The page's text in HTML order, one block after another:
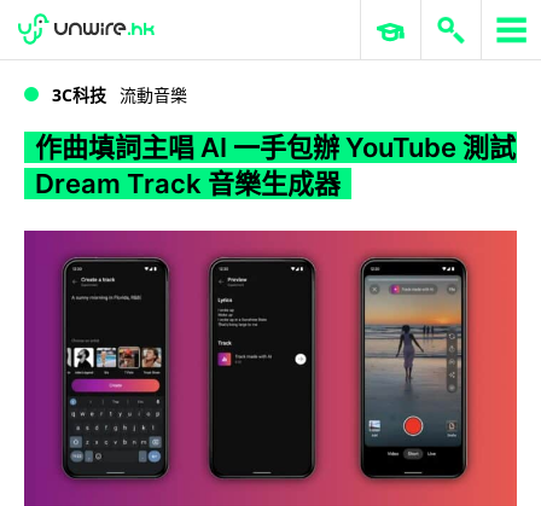
WWDC 2026 ERP 與商業 AI
3C科技 流動音樂
作曲填詞主唱 AI 一手包辦 YouTube 測試
Dream Track 音樂生成器